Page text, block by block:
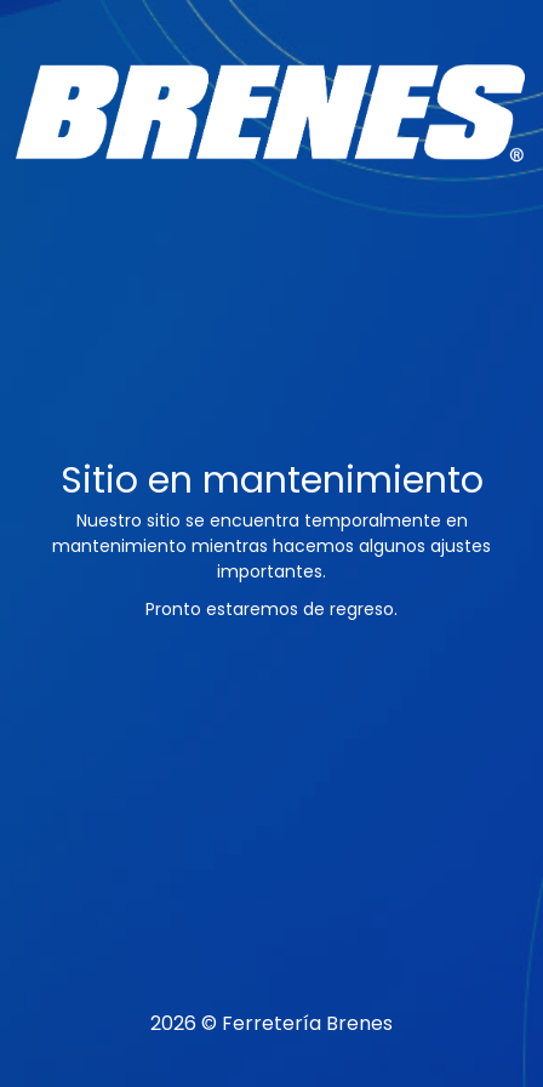
Sitio en mantenimiento
Nuestro sitio se encuentra temporalmente en
mantenimiento mientras hacemos algunos ajustes
importantes.
Pronto estaremos de regreso.
2026 © Ferretería Brenes